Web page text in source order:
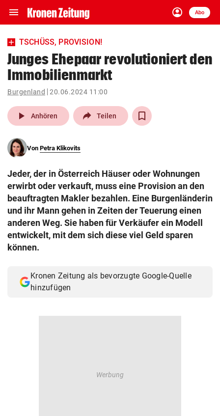
menu Navigation
ein-/ausklappen
account_circle
Anmelden
Abo
close Schließen
account_circle Anmelden
pin_drop
Wien arrow_right
search
eingeben
© Krone Multimedia GmbH & Co KG 2026
Muthgasse 2, 1190 Wien
TSCHÜSS, PROVISION!
Junges Ehepaar revolutioniert den
Immobilienmarkt
Burgenland 20.06.2024 11:00
play_arrow Anhören Teilen
Von Petra Klikovits
Jeder, der in Österreich Häuser oder Wohnungen
erwirbt oder verkauft, muss eine Provision an den
beauftragten Makler bezahlen. Eine Burgenländerin
und ihr Mann gehen in Zeiten der Teuerung einen
anderen Weg. Sie haben für Verkäufer ein Modell
entwickelt, mit dem sich diese viel Geld sparen
können.
Kronen Zeitung als bevorzugte Google-Quelle
hinzufügen